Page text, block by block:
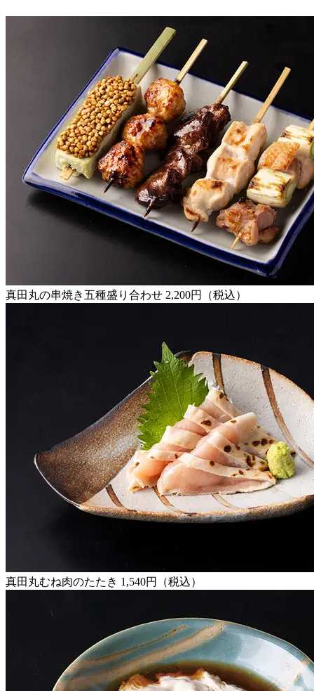
真田丸の串焼き五種盛り合わせ 2,200円（税込）
真田丸むね肉のたたき 1,540円（税込）